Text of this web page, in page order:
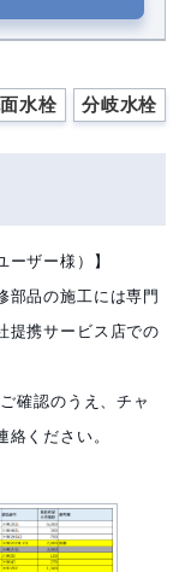
水栓 分岐水栓
ーザー様）】
部品の施工には専門
提携サービス店での
確認のうえ、チャ
ください。